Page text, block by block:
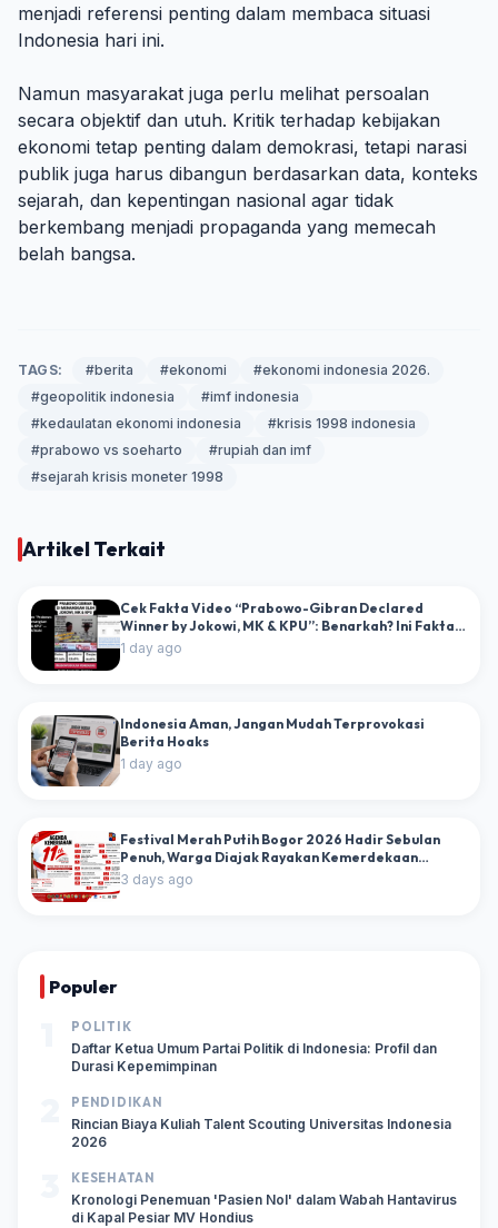
menjadi referensi penting dalam membaca situasi
Indonesia hari ini.
Namun masyarakat juga perlu melihat persoalan
secara objektif dan utuh. Kritik terhadap kebijakan
ekonomi tetap penting dalam demokrasi, tetapi narasi
publik juga harus dibangun berdasarkan data, konteks
sejarah, dan kepentingan nasional agar tidak
berkembang menjadi propaganda yang memecah
belah bangsa.
TAGS: #berita #ekonomi
#ekonomi indonesia 2026.
#geopolitik indonesia
#imf indonesia
#kedaulatan ekonomi indonesia
#krisis 1998 indonesia
#prabowo vs soeharto
#rupiah dan imf
#sejarah krisis moneter 1998
Artikel Terkait
Cek Fakta Video “Prabowo-Gibran Declared
Winner by Jokowi, MK & KPU”: Benarkah? Ini Fakta
dan Dokumen Resminya
1 day ago
Indonesia Aman, Jangan Mudah Terprovokasi
Berita Hoaks
1 day ago
Festival Merah Putih Bogor 2026 Hadir Sebulan
Penuh, Warga Diajak Rayakan Kemerdekaan
dengan Puluhan Agenda Kebangsaan
3 days ago
Populer
POLITIK
Daftar Ketua Umum Partai Politik di Indonesia: Profil dan
Durasi Kepemimpinan
PENDIDIKAN
Rincian Biaya Kuliah Talent Scouting Universitas Indonesia
2026
KESEHATAN
Kronologi Penemuan 'Pasien Nol' dalam Wabah Hantavirus
di Kapal Pesiar MV Hondius